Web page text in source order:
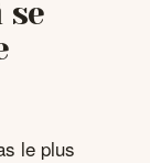
le plus